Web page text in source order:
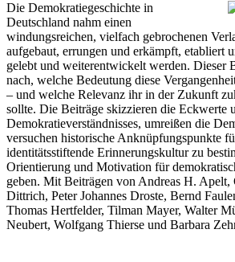
Die Demokratiegeschichte in
Deutschland nahm einen
windungsreichen, vielfach gebrochenen
aufgebaut, errungen und erkämpft, etabliert
gelebt und weiterentwickelt werden. Dieser
nach, welche Bedeutung diese
– und welche Relevanz ihr in der Zukunft
sollte. Die Beiträge skizzieren die Eckwerte
Demokratieverständnisses, umreißen die
versuchen historische Anknüpfungspunkte
identitätsstiftende Erinnerungskultur zu
Orientierung und Motivation für
geben. Mit Beiträgen von Andreas H.
Dittrich, Peter Johannes Droste, Bernd
Thomas Hertfelder, Tilman Mayer, Walter
Neubert, Wolfgang Thierse und Barbara